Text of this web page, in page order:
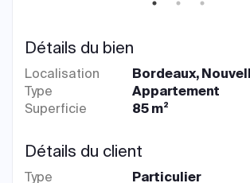
Détails du bien
Localisation
Bordeaux,
Type
Appartement
Superficie
85 m²
Détails du client
Type Particulier